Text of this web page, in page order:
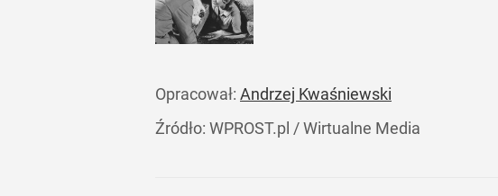
Opracował: Andrzej Kwaśniewski
Źródło: WPROST.pl /Wirtualne Media